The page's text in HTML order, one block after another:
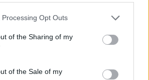
website/app uses one or more Google
or usage behaviour. You may click to
to Google and its third-party tags to
specified purposes in below Google
Opt Outs
of the Sharing of my
of the Sale of my
a Cirko-Gejzírről